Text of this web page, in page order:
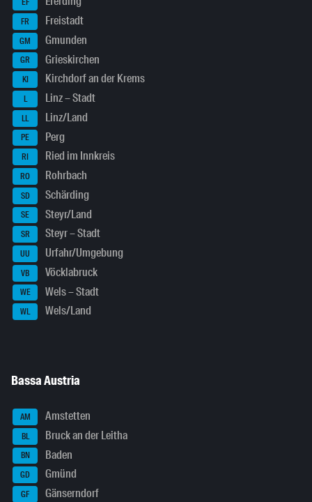
FR Freistadt
GM Gmunden
GR Grieskirchen
KI Kirchdorf an der Krems
L Linz – Stadt
LL Linz/Land
PE Perg
RI Ried im Innkreis
RO Rohrbach
SD Schärding
SE Steyr/Land
SR Steyr – Stadt
UU Urfahr/Umgebung
VB Vöcklabruck
WE Wels – Stadt
WL Wels/Land
Bassa Austria
AM Amstetten
BL Bruck an der Leitha
BN Baden
GD Gmünd
GF Gänserndorf